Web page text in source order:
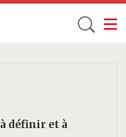
Toggle
définir et à